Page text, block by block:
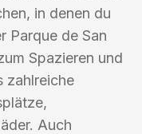
in denen du
Parque de San
Spazieren und
zahlreiche
Auch